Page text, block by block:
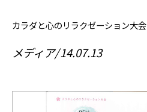
カラダと心のリラクゼーション大会
メディア 14.07.13